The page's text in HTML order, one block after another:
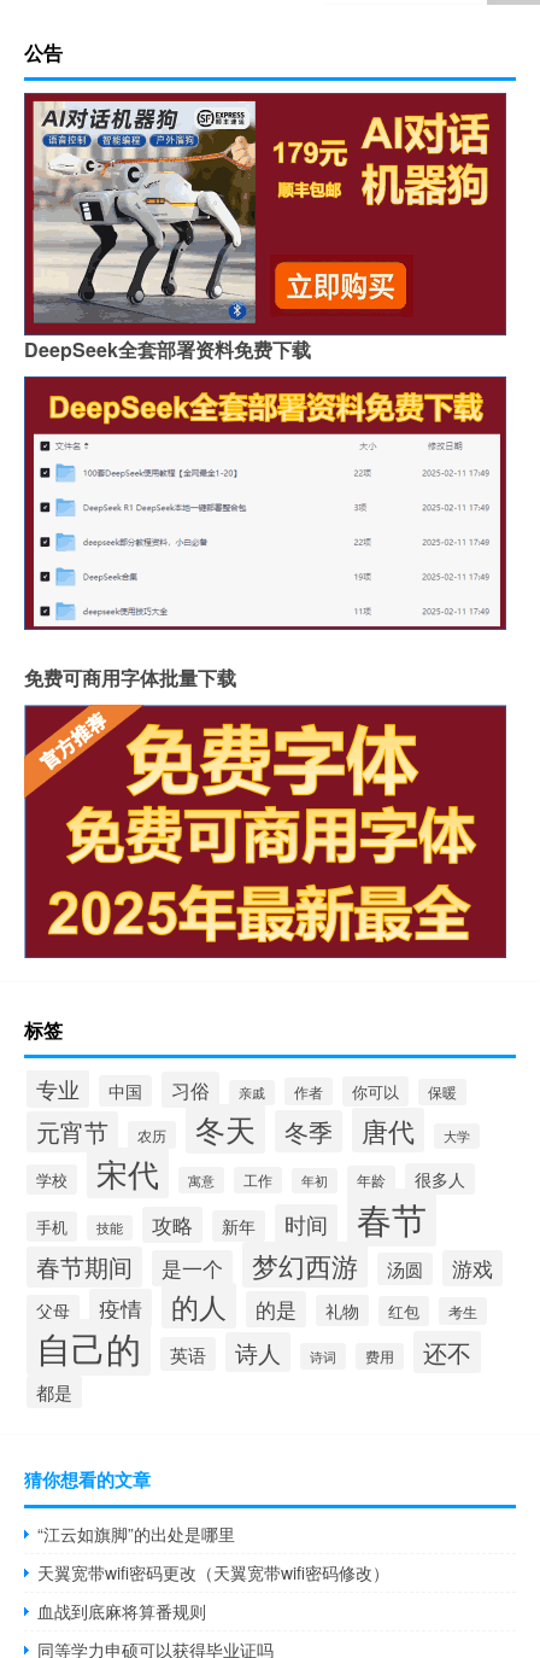
公告
DeepSeek全套部署资料免费下载
免费可商用字体批量下载
标签
专业 中国 习俗 亲戚 作者 你可以 保暖
元宵节 农历 冬天 冬季 唐代 大学
学校 宋代 寓意 工作 年初 年龄 很多人
手机 技能 攻略 新年 时间 春节
春节期间 是一个 梦幻西游 汤圆 游戏
父母 疫情 的人 的是 礼物 红包 考生
自己的 英语 诗人 诗词 费用 还不
都是
猜你想看的文章
“江云如旗脚”的出处是哪里
天翼宽带wifi密码更改（天翼宽带wifi密码修改）
血战到底麻将算番规则
同等学力申硕可以获得毕业证吗